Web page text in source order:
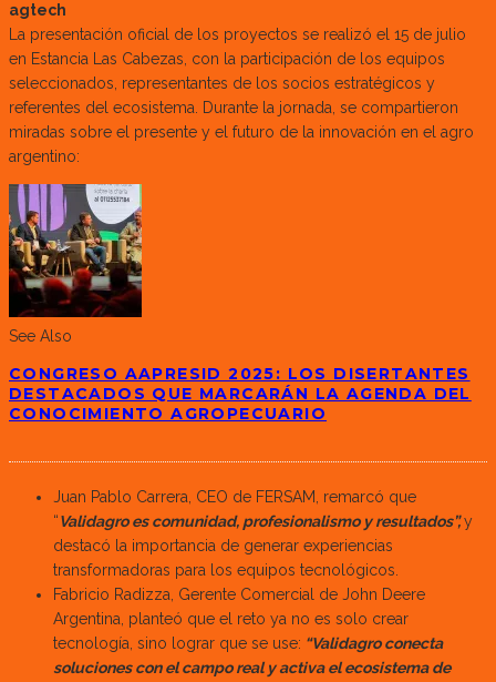
agtech
La presentación oficial de los proyectos se realizó el 15 de julio
en Estancia Las Cabezas, con la participación de los equipos
seleccionados, representantes de los socios estratégicos y
referentes del ecosistema. Durante la jornada, se compartieron
miradas sobre el presente y el futuro de la innovación en el agro
argentino:
See Also
CONGRESO AAPRESID 2025: LOS DISERTANTES
DESTACADOS QUE MARCARÁN LA AGENDA DEL
CONOCIMIENTO AGROPECUARIO
Juan Pablo Carrera, CEO de FERSAM, remarcó que
“Validagro es comunidad, profesionalismo y resultados”,y
destacó la importancia de generar experiencias
transformadoras para los equipos tecnológicos.
Fabricio Radizza, Gerente Comercial de John Deere
Argentina, planteó que el reto ya no es solo crear
tecnología, sino lograr que se use: “Validagro conecta
soluciones con el campo real y activa el ecosistema de